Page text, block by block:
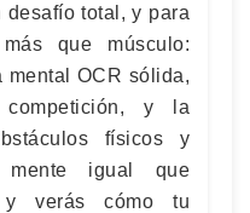
desafío total, y para
que músculo:
mental OCR sólida,
y la
físicos y
mente igual que
verás cómo tu